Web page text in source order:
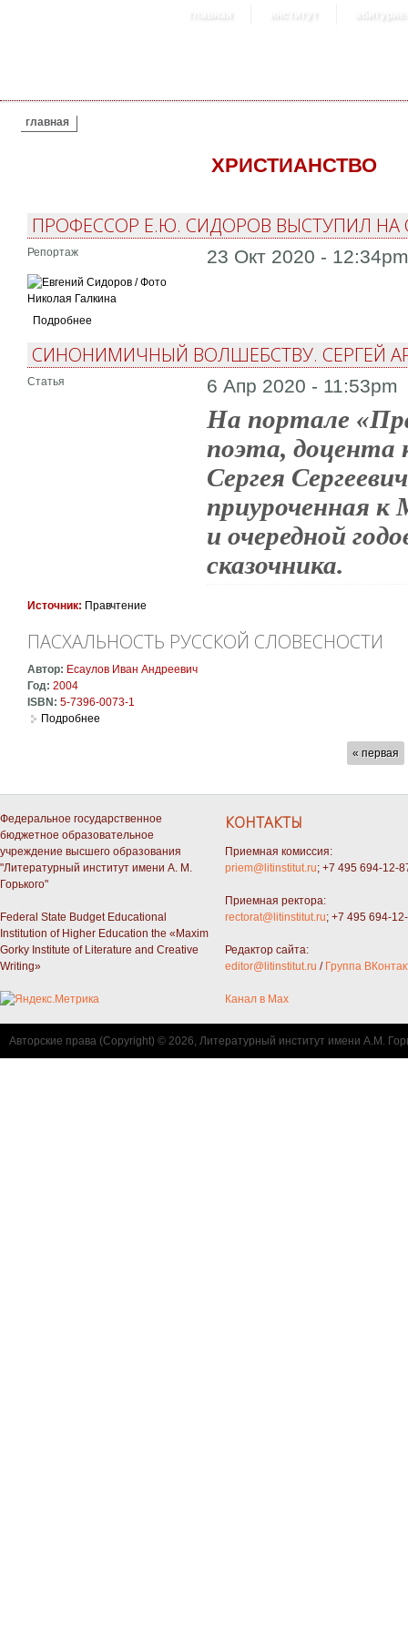
главная институт
ВЫ ЗДЕСЬ
главная
ХРИСТИАНСТВО
ПРОФЕССОР Е.Ю. СИДОРОВ ВЫСТУПИЛ
Репортаж 23 Окт 2020 -
Подробнее
СИНОНИМИЧНЫЙ ВОЛШЕБСТВУ. СЕРГЕЙ
Статья 6 Апр 2020 - 11:53pm
На портале
поэта, доцента
Сергея
приуроченная к
и очередной
сказочника.
Источник: Правчтение
ПАСХАЛЬНОСТЬ РУССКОЙ СЛОВЕСНОСТИ
Автор: Есаулов Иван Андреевич
Год: 2004
ISBN: 5-7396-0073-1
Подробнее
« первая
Федеральное государственное
бюджетное образовательное
учреждение высшего образования
"Литературный институт имени А. М.
Горького"
Federal State Budget Educational
Institution of Higher Education the «Maxim
Gorky Institute of Literature and Creative
Writing»
КОНТАКТЫ
Приемная комиссия:
priem@litinstitut.ru; +7 495 694-12-
Приемная ректора:
rectorat@litinstitut.ru; +7 495 694-
Редактор сайта:
editor@litinstitut.ru / Группа
Канал в Max
Авторские права (Copyright) © 2026, Литературный институт имени А.М.